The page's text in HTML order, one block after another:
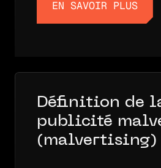
EN SAVOIR PLUS
Définition de
publicité
(malvertising)